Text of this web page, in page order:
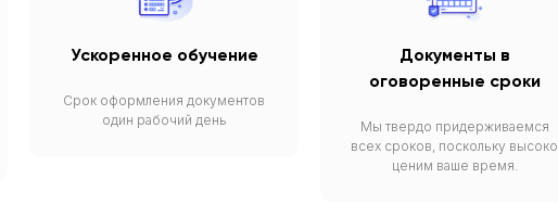
Ускоренное обучение
Срок оформления документов
один рабочий день
Документы в
оговоренные сроки
Мы твердо придерживаемся
всех сроков, поскольку высоко
ценим ваше время.